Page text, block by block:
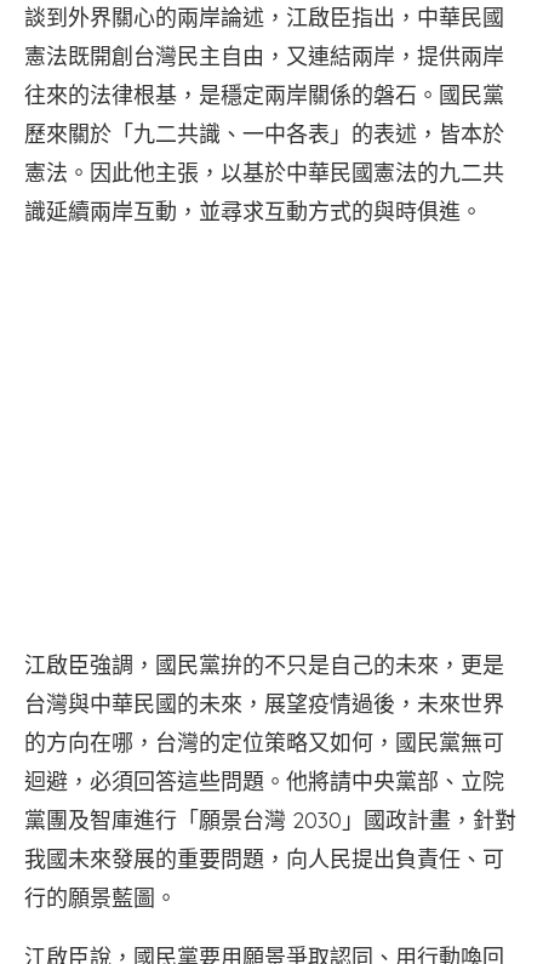
談到外界關心的兩岸論述，江啟臣指出，中華民國
憲法既開創台灣民主自由，又連結兩岸，提供兩岸
往來的法律根基，是穩定兩岸關係的磐石。國民黨
歷來關於「九二共識、一中各表」的表述，皆本於
憲法。因此他主張，以基於中華民國憲法的九二共
識延續兩岸互動，並尋求互動方式的與時俱進。
江啟臣強調，國民黨拚的不只是自己的未來，更是
台灣與中華民國的未來，展望疫情過後，未來世界
的方向在哪，台灣的定位策略又如何，國民黨無可
迴避，必須回答這些問題。他將請中央黨部、立院
黨團及智庫進行「願景台灣 2030」國政計畫，針對
我國未來發展的重要問題，向人民提出負責任、可
行的願景藍圖。
江啟臣說，國民黨要用願景爭取認同、用行動喚回